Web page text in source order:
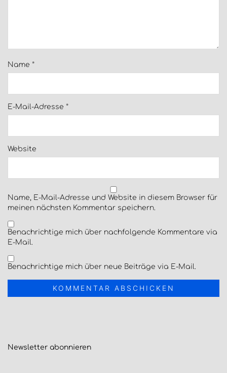
Name *
E-Mail-Adresse *
Website
Name, E-Mail-Adresse und Website in diesem Browser für
meinen nächsten Kommentar speichern.
Benachrichtige mich über nachfolgende Kommentare via
E-Mail.
Benachrichtige mich über neue Beiträge via E-Mail.
Newsletter abonnieren